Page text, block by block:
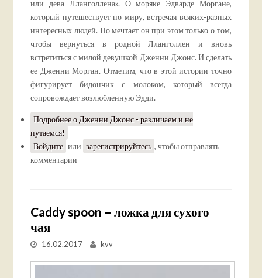
или дева Лланголлена». О моряке Эдварде Моргане,
который путешествует по миру, встречая всяких-разных
интересных людей. Но мечтает он при этом только о том,
чтобы вернуться в родной Лланголлен и вновь
встретиться с милой девушкой Дженни Джонс. И сделать
ее Дженни Морган. Отметим, что в этой истории точно
фигурирует бидончик с молоком, который всегда
сопровождает возлюбленную Эдди.
Подробнеео Дженни Джонс - различаем и не
путаемся!
Войдите или зарегистрируйтесь , чтобы отправлять
комментарии
Caddy spoon – ложка для сухого
чая
16.02.2017 kvv